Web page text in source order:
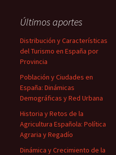
Últimos aportes
Distribución y Características
del Turismo en España por
Provincia
Población y Ciudades en
España: Dinámicas
Demográficas y Red Urbana
Historia y Retos de la
Agricultura Española: Política
Agraria y Regadío
Dinámica y Crecimiento de la